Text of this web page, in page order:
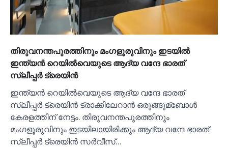
തിരുവനന്തപുരത്തിനും മംഗളൂരുവിനും ഇടയില്‍
ഇന്ത്യന്‍ റെയില്‍വെയുടെ ആദ്യ വന്ദേ ഭാരത്
സ്ലീപ്പര്‍ ട്രെയിന്‍
ഇന്ത്യന്‍ റെയില്‍വെയുടെ ആദ്യ വന്ദേ ഭാരത്
സ്ലീപ്പര്‍ ട്രെയിന്‍ ട്രാക്കിലേറാന്‍ ഒരുങ്ങുമ്ബോള്‍
കേരളത്തിന് നേട്ടം. തിരുവനന്തപുരത്തിനും
മംഗളൂരുവിനും ഇടയിലായിരിക്കും ആദ്യ വന്ദേ ഭാരത്
സ്ലീപ്പര്‍ ട്രെയിന്‍ സര്‍വീസ്…